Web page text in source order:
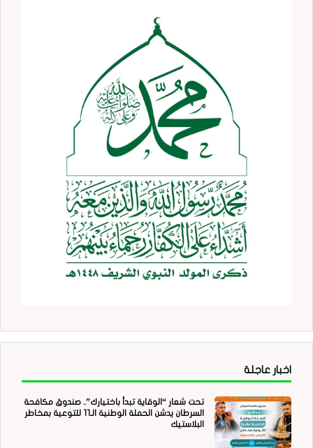
اخبار عاجلة
تحت شعار “الوقاية تبدأ باختيارك”.. صندوق مكافحة
السرطان يدشن الحملة الوطنية الـ11 للتوعية بمخاطر
البلاستيك